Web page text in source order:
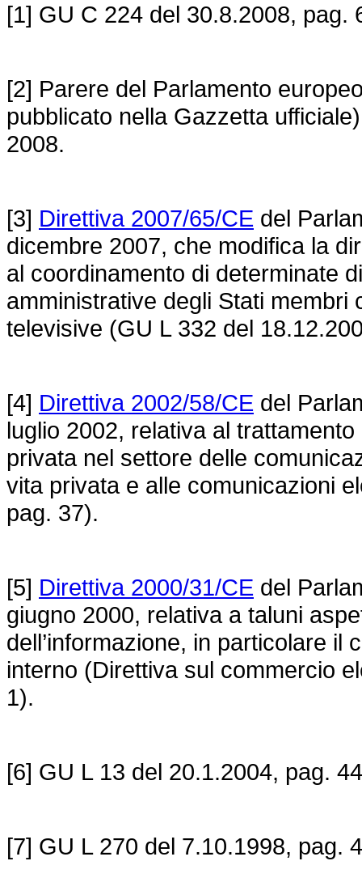
[1] GU C 224 del 30.8.2008, pag.
[2] Parere del Parlamento
pubblicato nella Gazzetta
2008.
[3] Direttiva 2007/65/CE del
dicembre 2007, che modifica la
al coordinamento di determinate
amministrative degli Stati membri
televisive (GU L 332 del
[4] Direttiva 2002/58/CE del
luglio 2002, relativa al
privata nel settore delle
vita privata e alle comunicazioni
pag. 37).
[5] Direttiva 2000/31/CE del
giugno 2000, relativa a taluni
dell’informazione, in particolare il
interno (Direttiva sul commercio
1).
[6] GU L 13 del 20.1.2004, pag.
[7] GU L 270 del 7.10.1998, pag.